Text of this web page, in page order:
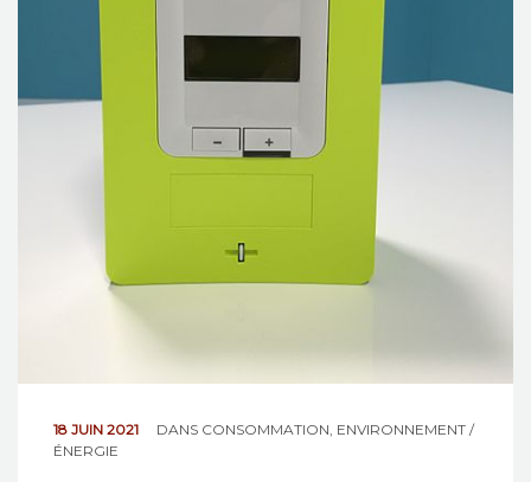
18 JUIN 2021 DANS CONSOMMATION, ENVIRONNEMENT /
ÉNERGIE